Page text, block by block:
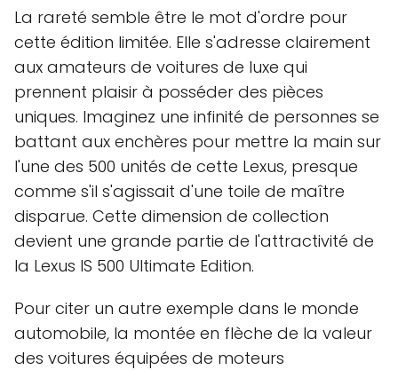
La rareté semble être le mot d'ordre pour
cette édition limitée. Elle s'adresse clairement
aux amateurs de voitures de luxe qui
prennent plaisir à posséder des pièces
uniques. Imaginez une infinité de personnes se
battant aux enchères pour mettre la main sur
l'une des 500 unités de cette Lexus, presque
comme s'il s'agissait d'une toile de maître
disparue. Cette dimension de collection
devient une grande partie de l'attractivité de
la Lexus IS 500 Ultimate Edition.
Pour citer un autre exemple dans le monde
automobile, la montée en flèche de la valeur
des voitures équipées de moteurs